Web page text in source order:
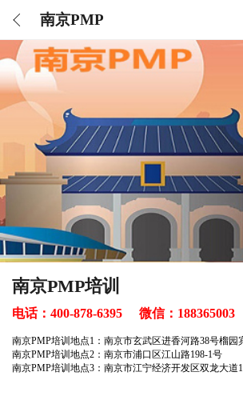
南京PMP
南京PMP培训
电话： 400-878-6395 微信： 188365003
南京PMP培训地点1：南京市玄武区进香河路38号榴园
南京PMP培训地点2：南京市浦口区江山路198-1号
南京PMP培训地点3：南京市江宁经济开发区双龙大道